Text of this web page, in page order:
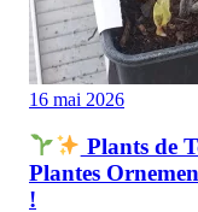
16 mai 2026
Plants de
Plantes
!